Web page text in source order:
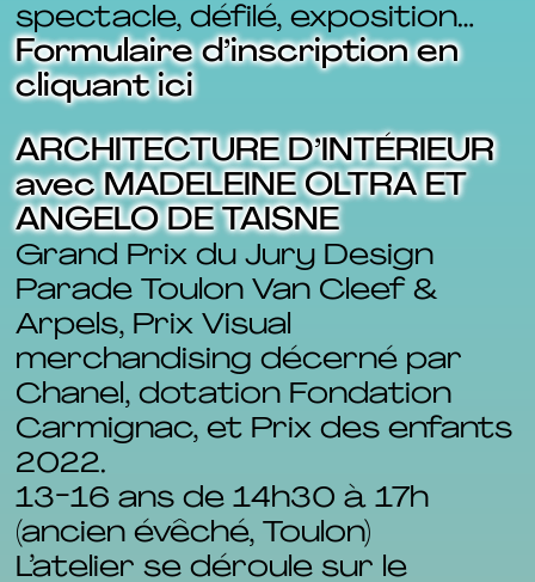
spectacle, défilé, exposition…
Formulaire d’inscription en
cliquant ici
ARCHITECTURE D’INTÉRIEUR
avec MADELEINE OLTRA ET
ANGELO DE TAISNE
Grand Prix du Jury Design
Parade Toulon Van Cleef &
Arpels, Prix Visual
merchandising décerné par
Chanel, dotation Fondation
Carmignac, et Prix des enfants
2022.
13-16 ans de 14h30 à 17h
(ancien évêché, Toulon)
L’atelier se déroule sur le